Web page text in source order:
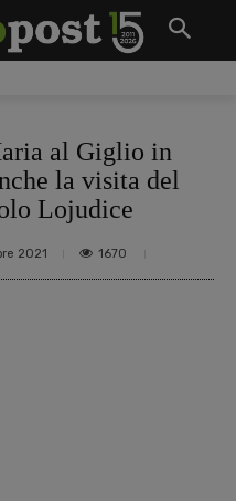
al Giglio in
la visita del
Lojudice
2021 1670